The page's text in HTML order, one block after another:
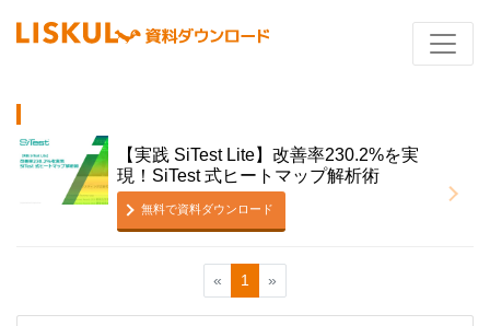
【実践 SiTest Lite】改善率230.2%を実
現！SiTest 式ヒートマップ解析術
無料で資料ダウンロード
« 1 »